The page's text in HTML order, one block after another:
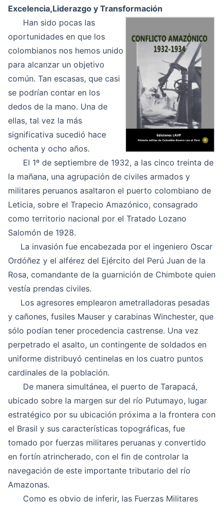
Excelencia,Liderazgo y Transformación
Han sido pocas las
oportunidades en que los
colombianos nos hemos unido
para alcanzar un objetivo
común. Tan escasas, que casi
se podrían contar en los
dedos de la mano. Una de
ellas, tal vez la más
significativa sucedió hace
ochenta y ocho años.
El 1º de septiembre de 1932, a las cinco treinta de
la mañana, una agrupación de civiles armados y
militares peruanos asaltaron el puerto colombiano de
Leticia, sobre el Trapecio Amazónico, consagrado
como territorio nacional por el Tratado Lozano
Salomón de 1928.
La invasión fue encabezada por el ingeniero Oscar
Ordóñez y el alférez del Ejército del Perú Juan de la
Rosa, comandante de la guarnición de Chimbote quien
vestía prendas civiles.
Los agresores emplearon ametralladoras pesadas
y cañones, fusiles Mauser y carabinas Winchester, que
sólo podían tener procedencia castrense. Una vez
perpetrado el asalto, un contingente de soldados en
uniforme distribuyó centinelas en los cuatro puntos
cardinales de la población.
De manera simultánea, el puerto de Tarapacá,
ubicado sobre la margen sur del río Putumayo, lugar
estratégico por su ubicación próxima a la frontera con
el Brasil y sus características topográficas, fue
tomado por fuerzas militares peruanas y convertido
en fortín atrincherado, con el fin de controlar la
navegación de este importante tributario del río
Amazonas.
Como es obvio de inferir, las Fuerzas Militares